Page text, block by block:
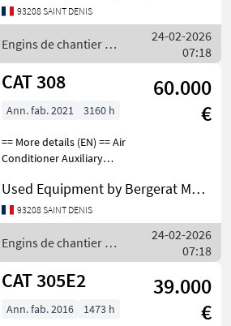
Mechanical Online Owner's
Manual Regulatory Marking
Rubber Track
93208 SAINT DENIS
Engins de chantier /
CAT
24-02-2026
07:18
CAT 308
60.000
€
Ann. fab. 2021 3160 h
== More details (EN) == Air
Conditioner Auxiliary
1 Piece Bucket Combined
Hydraulics - Two Way
Coupler - Quick Coupler
Type - Mechanica
Used Equipment by Bergerat Monnoyeur
93208 SAINT DENIS
Engins de chantier /
CAT
24-02-2026
07:18
CAT 305E2
39.000
€
Ann. fab. 2016 1473 h